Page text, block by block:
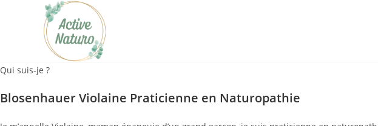
Qui suis-je ?
Blosenhauer Violaine Praticienne en Naturopathie